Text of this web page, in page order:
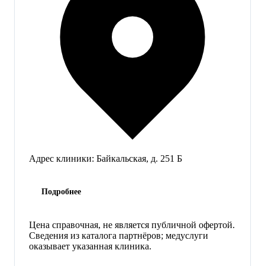
Адрес клиники: Байкальская, д. 251 Б
Подробнее
Цена справочная, не является публичной офертой.
Сведения из каталога партнёров; медуслуги
оказывает указанная клиника.